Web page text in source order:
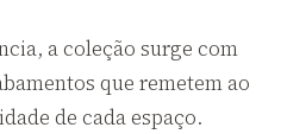
a coleção surge com
que remetem ao
de cada espaço.